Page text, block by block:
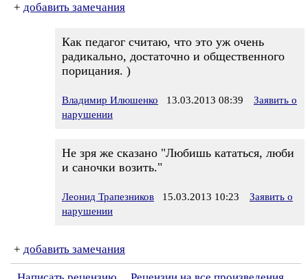
+ добавить замечания
Как педагог считаю, что это уж очень
радикально, достаточно и общественного
порицания. )
Владимир Илюшенко 13.03.2013 08:39
Заявить о
нарушении
Не зря же сказано "Любишь кататься, люби
и саночки возить."
Леонид Трапезников 15.03.2013 10:23
Заявить о
нарушении
+ добавить замечания